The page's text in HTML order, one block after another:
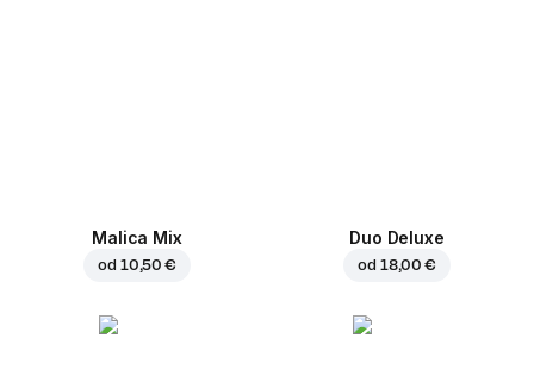
Malica Mix
od 10,50 €
Duo Deluxe
od 18,00 €